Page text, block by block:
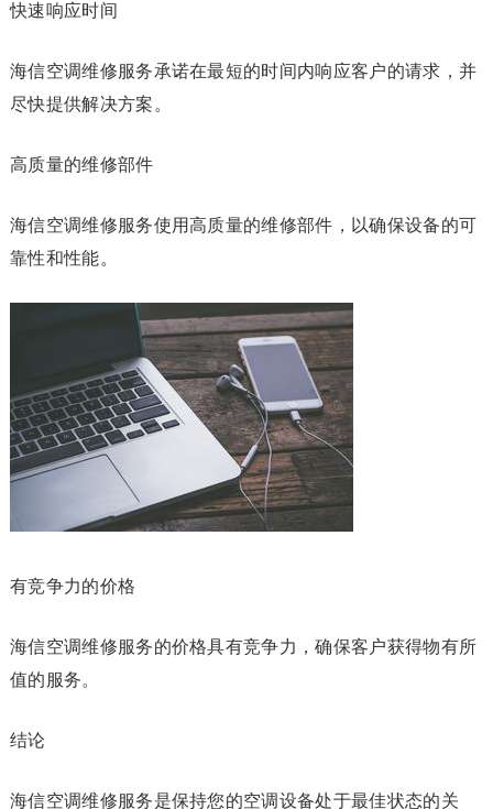
快速响应时间
海信空调维修服务承诺在最短的时间内响应客户的请求，并
尽快提供解决方案。
高质量的维修部件
海信空调维修服务使用高质量的维修部件，以确保设备的可
靠性和性能。
有竞争力的价格
海信空调维修服务的价格具有竞争力，确保客户获得物有所
值的服务。
结论
海信空调维修服务是保持您的空调设备处于最佳状态的关